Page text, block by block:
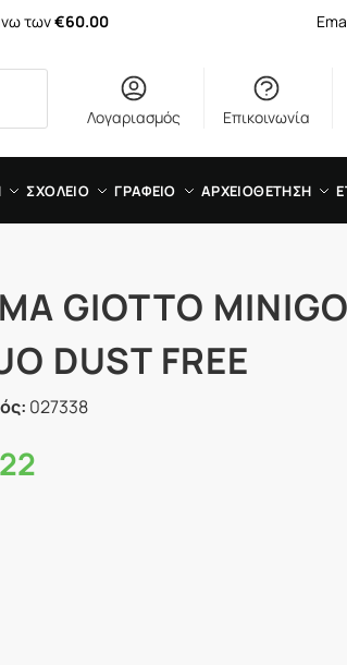
των€60.00
Λογαριασμός Επικοινωνία
ΣΧΟΛΕΙΟ ΓΡΑΦΕΙΟ ΑΡΧΕΙΟΘΕΤΗΣΗ
GIOTTO
DUST FREE
027338